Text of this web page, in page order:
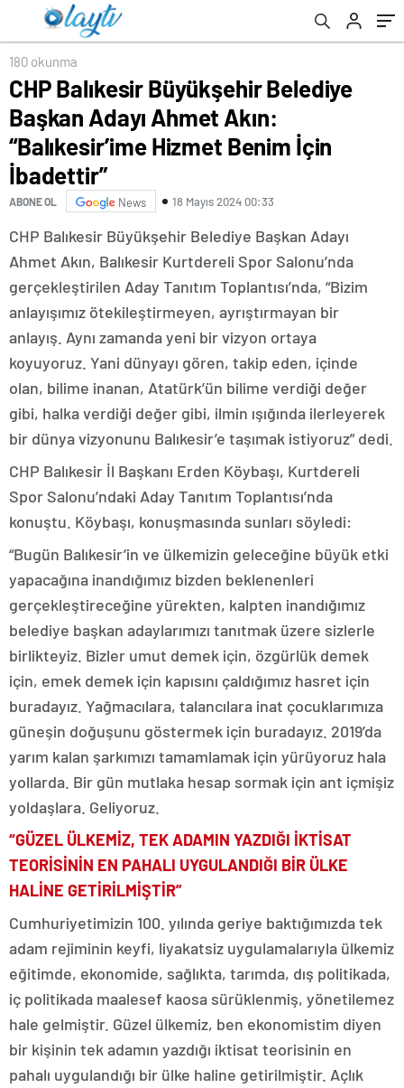
Benim İçin İbadettir”
180 okunma
CHP Balıkesir Büyükşehir Belediye
Başkan Adayı Ahmet Akın:
“Balıkesir’ime Hizmet Benim İçin
İbadettir”
ABONE OL News 18 Mayıs 2024 00:33
CHP Balıkesir Büyükşehir Belediye Başkan Adayı
Ahmet Akın, Balıkesir Kurtdereli Spor Salonu’nda
gerçekleştirilen Aday Tanıtım Toplantısı’nda, “Bizim
anlayışımız ötekileştirmeyen, ayrıştırmayan bir
anlayış. Aynı zamanda yeni bir vizyon ortaya
koyuyoruz. Yani dünyayı gören, takip eden, içinde
olan, bilime inanan, Atatürk’ün bilime verdiği değer
gibi, halka verdiği değer gibi, ilmin ışığında ilerleyerek
bir dünya vizyonunu Balıkesir’e taşımak istiyoruz” dedi.
CHP Balıkesir İl Başkanı Erden Köybaşı, Kurtdereli
Spor Salonu’ndaki Aday Tanıtım Toplantısı’nda
konuştu. Köybaşı, konuşmasında sunları söyledi:
“Bugün Balıkesir’in ve ülkemizin geleceğine büyük etki
yapacağına inandığımız bizden beklenenleri
gerçekleştireceğine yürekten, kalpten inandığımız
belediye başkan adaylarımızı tanıtmak üzere sizlerle
birlikteyiz. Bizler umut demek için, özgürlük demek
için, emek demek için kapısını çaldığımız hasret için
buradayız. Yağmacılara, talancılara inat çocuklarımıza
güneşin doğuşunu göstermek için buradayız. 2019’da
yarım kalan şarkımızı tamamlamak için yürüyoruz hala
yollarda. Bir gün mutlaka hesap sormak için ant içmişiz
yoldaşlara. Geliyoruz.
“GÜZEL ÜLKEMİZ, TEK ADAMIN YAZDIĞI İKTİSAT
TEORİSİNİN EN PAHALI UYGULANDIĞI BİR ÜLKE
HALİNE GETİRİLMİŞTİR”
Cumhuriyetimizin 100. yılında geriye baktığımızda tek
adam rejiminin keyfi, liyakatsiz uygulamalarıyla ülkemiz
eğitimde, ekonomide, sağlıkta, tarımda, dış politikada,
iç politikada maalesef kaosa sürüklenmiş, yönetilemez
hale gelmiştir. Güzel ülkemiz, ben ekonomistim diyen
bir kişinin tek adamın yazdığı iktisat teorisinin en
pahalı uygulandığı bir ülke haline getirilmiştir. Açlık
verdi